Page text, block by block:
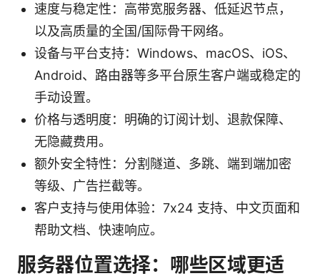
速度与稳定性：高带宽服务器、低延迟节点，
以及高质量的全国/国际骨干网络。
设备与平台支持：Windows、macOS、iOS、
Android、路由器等多平台原生客户端或稳定的
手动设置。
价格与透明度：明确的订阅计划、退款保障、
无隐藏费用。
额外安全特性：分割隧道、多跳、端到端加密
等级、广告拦截等。
客户支持与使用体验：7x24 支持、中文页面和
帮助文档、快速响应。
服务器位置选择：哪些区域更适